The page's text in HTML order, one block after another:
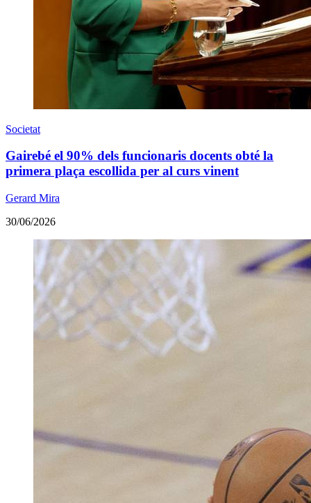
Societat
Gairebé el 90% dels funcionaris docents obté la
primera plaça escollida per al curs vinent
Gerard Mira
30/06/2026